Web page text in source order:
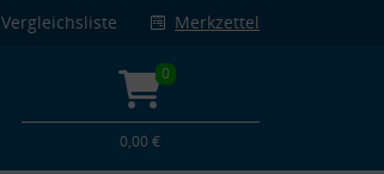
Vergleichsliste Merkzettel
0
0,00 €